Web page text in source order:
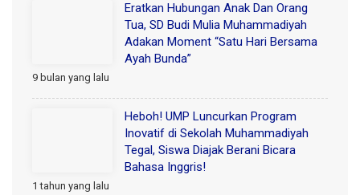
Eratkan Hubungan Anak Dan Orang
Tua, SD Budi Mulia Muhammadiyah
Adakan Moment “Satu Hari Bersama
Ayah Bunda”
9 bulan yang lalu
Heboh! UMP Luncurkan Program
Inovatif di Sekolah Muhammadiyah
Tegal, Siswa Diajak Berani Bicara
Bahasa Inggris!
1 tahun yang lalu